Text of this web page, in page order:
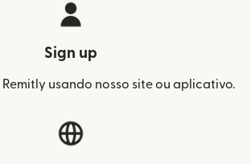
Sign up
usando nosso site ou aplicativo.